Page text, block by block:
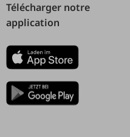
Télécharger notre
application